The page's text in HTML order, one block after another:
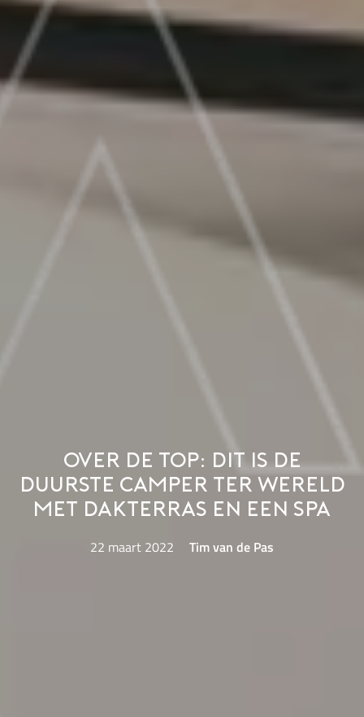
Over de top: dit is de
duurste camper ter wereld
met dakterras en een spa
22 maart 2022 Tim van de Pas